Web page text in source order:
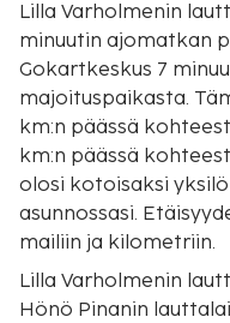
Lilla Varholmenin
minuutin ajomatkan
Gokartkeskus 7
majoituspaikasta. Tämä loma-asunto sijaitsee 19,6
km:n päässä
km:n päässä
olosi kotoisaksi
asunnossasi.
mailiin ja kilometriin.
Lilla Varholmenin
Hönö Pinanin